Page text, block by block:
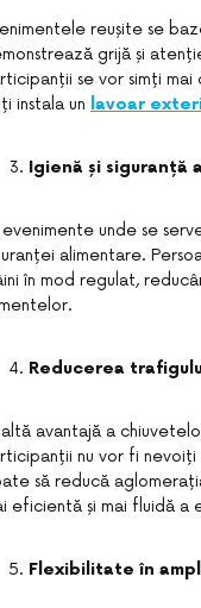
reușite se
grijă și
se vor simți
instala un lavoar
Igienă și siguranță
evenimente unde se
alimentare.
în mod regulat,
Reducerea
avantajă a
nu vor fi
să reducă
eficientă și mai fluidă a
Flexibilitate în